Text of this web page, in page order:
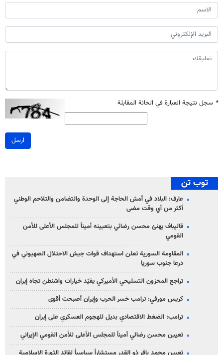
* سجل نتيجة العبارة في الخانة المقابلة
ارسل
توب تن
عارف: البلاد في أمسّ الحاجة إلى الوحدة والتضامن والتلاحم الوطني
أكثر من أي وقت مضى
قاليباف يهنئ محسن رضائي بتعيينه أميناً للمجلس الأعلى للأمن
القومي
المقاومة السورية تعلن استهداف قوات جيش الاحتلال الصهيوني في
درعا جنوب سوريا
تراجع المخزون التسليحي الأميركي يقيّد خيارات واشنطن تجاه إيران
كريس مورفي: ترامب خسر الحرب وإيران أصبحت أقوى
ترامب: الضغط الاقتصادي بديل للهجوم العسكري على إيران
تعيين محسن رضائي أميناً للمجلس الأعلى للأمن القومي الإيراني